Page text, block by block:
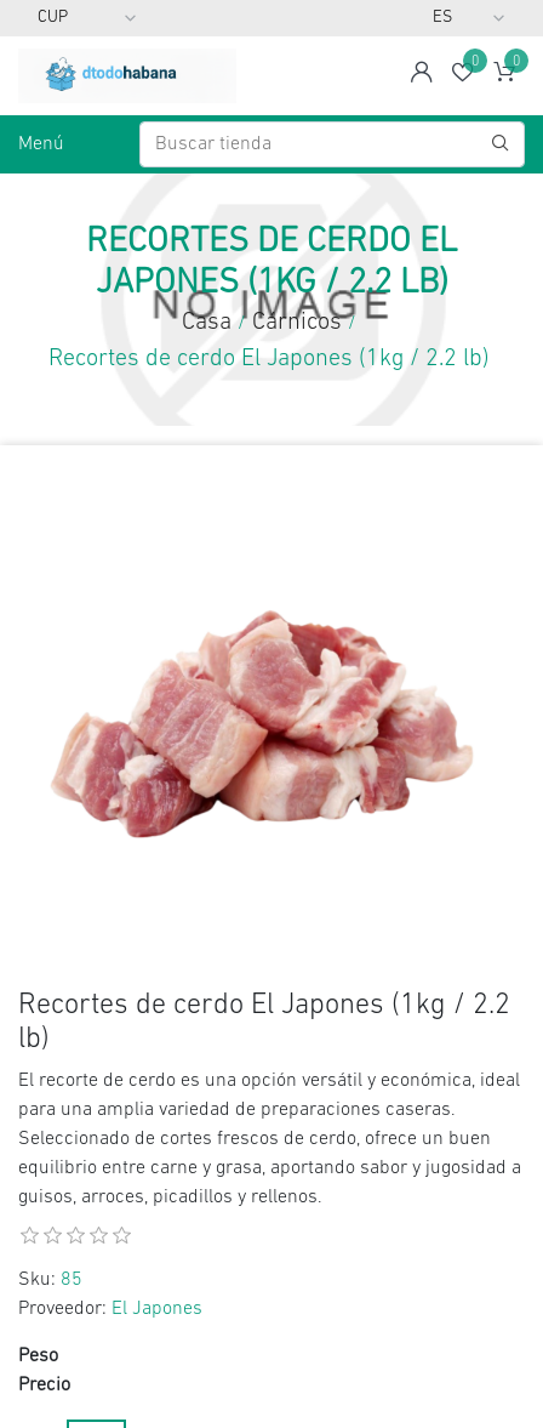
spanLista
0 0
Menú
RECORTES DE CERDO EL
JAPONES (1KG / 2.2 LB)
Casa / Cárnicos /
Recortes de cerdo El Japones (1kg / 2.2 lb)
Recortes de cerdo El Japones (1kg / 2.2
lb)
El recorte de cerdo es una opción versátil y económica, ideal
para una amplia variedad de preparaciones caseras.
Seleccionado de cortes frescos de cerdo, ofrece un buen
equilibrio entre carne y grasa, aportando sabor y jugosidad a
guisos, arroces, picadillos y rellenos.
Sku: 85
Proveedor: El Japones
Peso
Precio